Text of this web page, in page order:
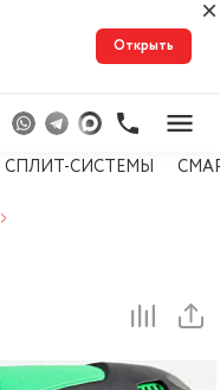
Открыть
СПЛИТ-СИСТЕМЫ